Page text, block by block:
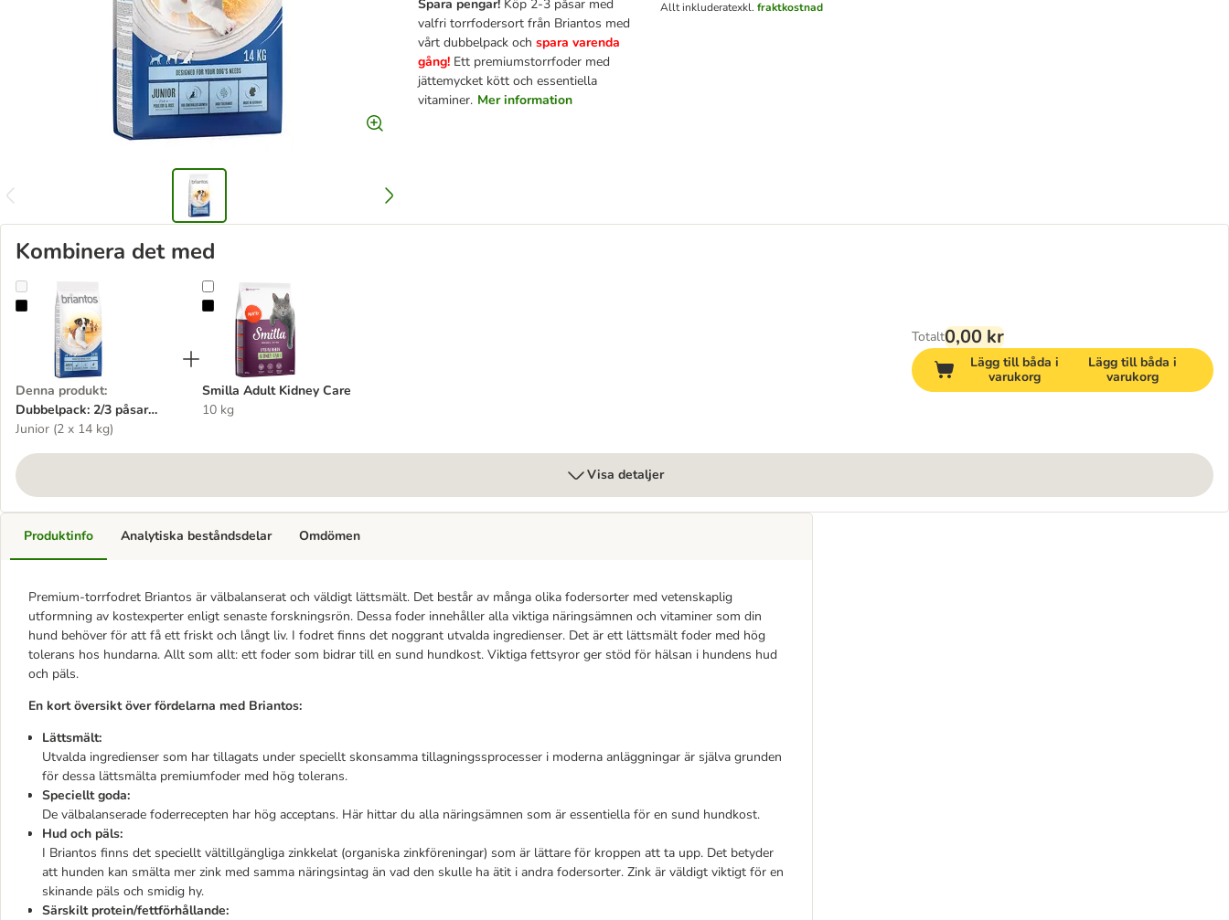
Spara pengar!Köp 2-3 påsar med
valfri torrfodersort från Briantos med
vårt dubbelpack och spara varenda
gång!Ett premiumstorrfoder med
jättemycket kött och essentiella
vitaminer. Mer information
Allt inkluderatexkl. fraktkostnad
Kombinera det med
Dubbelpack: 2/3 påsar Briantos till lågpris!
Denna produkt:
Dubbelpack: 2/3 påsar
Briantos till lågpris!
Junior (2 x 14 kg)
Smilla Adult Kidney Care
Smilla Adult Kidney Care
10 kg
Totalt0,00 kr
Lägg till båda i
varukorg
Lägg till båda i
varukorg
Visa detaljer
Produktinfo
Premium-torrfodret Briantos är välbalanserat och väldigt lättsmält. Det består av många olika fodersorter med vetenskaplig
utformning av kostexperter enligt senaste forskningsrön. Dessa foder innehåller alla viktiga näringsämnen och vitaminer som din
hund behöver för att få ett friskt och långt liv. I fodret finns det noggrant utvalda ingredienser. Det är ett lättsmält foder med hög
tolerans hos hundarna. Allt som allt: ett foder som bidrar till en sund hundkost. Viktiga fettsyror ger stöd för hälsan i hundens hud
och päls.
En kort översikt över fördelarna med Briantos:
Lättsmält:
Utvalda ingredienser som har tillagats under speciellt skonsamma tillagningssprocesser i moderna anläggningar är själva grunden
för dessa lättsmälta premiumfoder med hög tolerans.
Speciellt goda:
De välbalanserade foderrecepten har hög acceptans. Här hittar du alla näringsämnen som är essentiella för en sund hundkost.
Hud och päls:
I Briantos finns det speciellt vältillgängliga zinkkelat (organiska zinkföreningar) som är lättare för kroppen att ta upp. Det betyder
att hunden kan smälta mer zink med samma näringsintag än vad den skulle ha ätit i andra fodersorter. Zink är väldigt viktigt för en
skinande päls och smidig hy.
Särskilt protein/fettförhållande:
Analytiska beståndsdelar Omdömen